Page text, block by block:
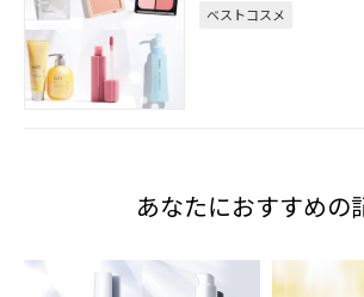
ベストコスメ
あなたにおすすめの